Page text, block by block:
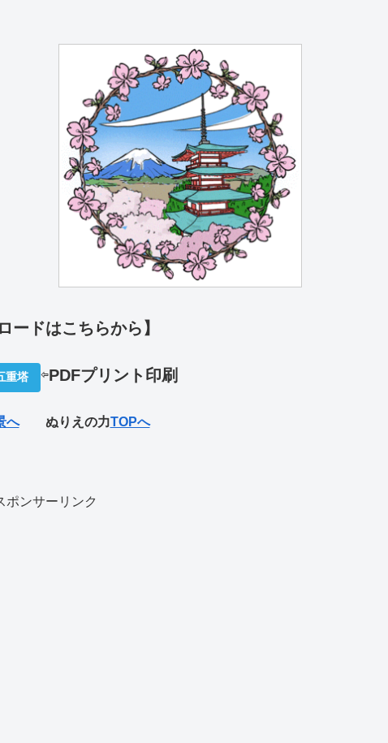
ードはこちらから】
重塔 ⇦PDFプリ ント印刷
へぬりえの力TOPへ
ポンサーリンク